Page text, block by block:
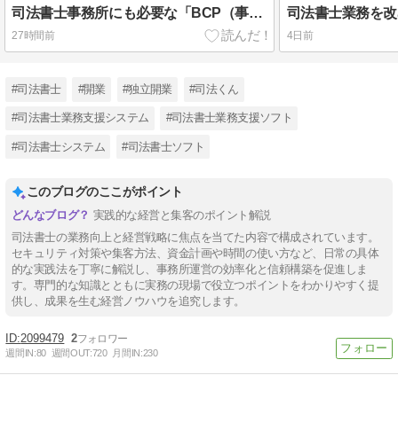
司法書士事務所にも必要な「BCP（事業継続計画）」とは
27時間前 4日前
#司法書士 #開業 #独立開業 #司法くん
#司法書士業務支援システム #司法書士業務支援ソフト
#司法書士システム #司法書士ソフト
このブログのここがポイント
実践的な経営と集客のポイント解説
司法書士の業務向上と経営戦略に焦点を当てた内容で構成されています。
セキュリティ対策や集客方法、資金計画や時間の使い方など、日常の具体
的な実践法を丁寧に解説し、事務所運営の効率化と信頼構築を促進しま
す。専門的な知識とともに実務の現場で役立つポイントをわかりやすく提
供し、成果を生む経営ノウハウを追究します。
2099479 2
週間IN:80 週間OUT:720 月間IN:230